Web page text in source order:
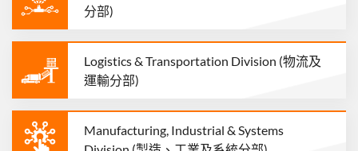
分部)
Logistics & Transportation Division (物流及
運輸分部)
Manufacturing, Industrial & Systems